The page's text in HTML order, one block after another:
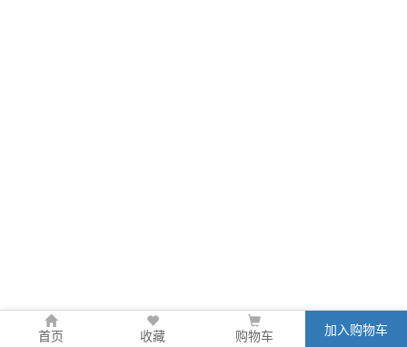
首页 收藏 购物车 加入购物车